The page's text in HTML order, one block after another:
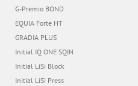
G-Premio BOND
EQUIA Forte HT
GRADIA PLUS
Initial IQ ONE SQIN
Initial LiSi Block
Initial LiSi Press